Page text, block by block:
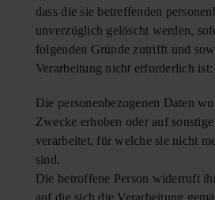
dass die sie betreffenden
unverzüglich gelöscht werden,
folgenden Gründe zutrifft und
Verarbeitung nicht erforderlich ist:
Die personenbezogenen Daten
Zwecke erhoben oder auf
verarbeitet, für welche sie nicht
sind.
Die betroffene Person widerruft